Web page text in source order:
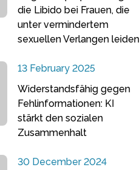
die Libido bei Frauen, die
unter vermindertem
sexuellen Verlangen leiden
13 February 2025
Widerstandsfähig gegen
Fehlinformationen: KI
stärkt den sozialen
Zusammenhalt
30 December 2024